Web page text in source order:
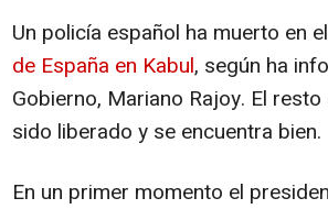
Un policía español ha muerto en el
de España en Kabul, según ha
Gobierno, Mariano Rajoy. El
sido liberado y se encuentra bien.
En un primer momento el